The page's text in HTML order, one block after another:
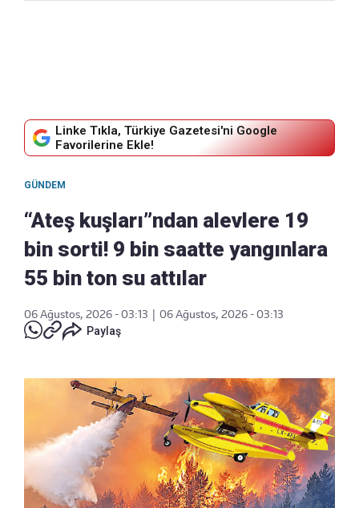
Linke Tıkla, Türkiye Gazetesi'ni Google
Favorilerine Ekle!
GÜNDEM
“Ateş kuşları”ndan alevlere 19
bin sorti! 9 bin saatte yangınlara
55 bin ton su attılar
06 Ağustos, 2026 - 03:13
06 Ağustos, 2026 - 03:13
Paylaş